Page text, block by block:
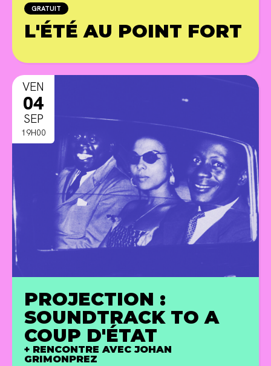
GRATUIT
L'ÉTÉ AU POINT FORT
VEN
04
SEP
19H00
PROJECTION :
SOUNDTRACK TO A
COUP D'ÉTAT
+ RENCONTRE AVEC JOHAN
GRIMONPREZ